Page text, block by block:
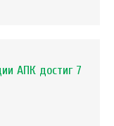
АПК достиг 7